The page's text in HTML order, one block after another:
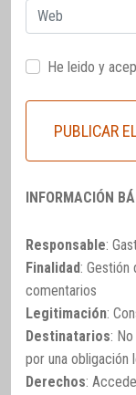
Web
He leido y
INFORMACIÓN
Responsable:
Finalidad: Gestión
comentarios
Legitimación:
Destinatarios:
por una obligación
Derechos: